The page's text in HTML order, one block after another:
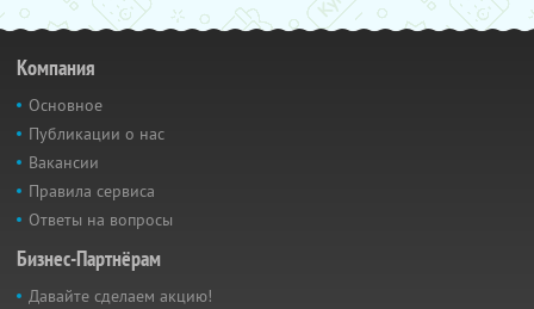
Компания
Основное
Публикации о нас
Вакансии
Правила сервиса
Ответы на вопросы
Бизнес-Партнёрам
Давайте сделаем акцию!